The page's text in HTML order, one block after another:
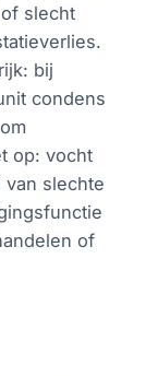
slecht
bij
condens
op: vocht
van slechte
of